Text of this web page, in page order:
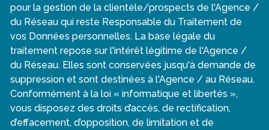
pour la gestion de la clientèle/prospects de l'Agence /
du Réseau qui reste Responsable du Traitement de
vos Données personnelles. La base légale du
traitement repose sur l'intérêt légitime de l'Agence /
du Réseau. Elles sont conservées jusqu'à demande de
suppression et sont destinées à l'Agence / au Réseau.
Conformément à la loi « informatique et libertés »,
vous disposez des droits d’accès, de rectification,
d’effacement, d’opposition, de limitation et de